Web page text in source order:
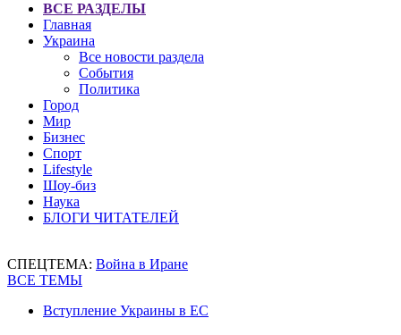
ВСЕ РАЗДЕЛЫ
Главная
Украина
Все новости раздела
События
Политика
Город
Мир
Бизнес
Спорт
Lifestyle
Шоу-биз
Наука
БЛОГИ ЧИТАТЕЛЕЙ
СПЕЦТЕМА: Война в Иране
ВСЕ ТЕМЫ
Вступление Украины в ЕС